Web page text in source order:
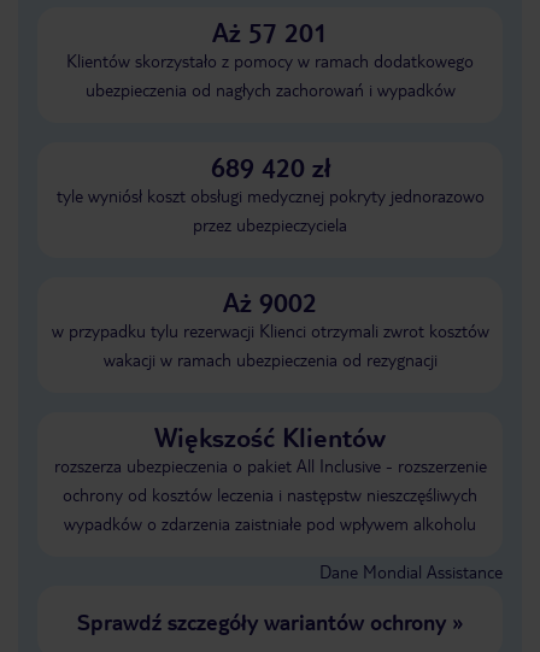
Aż 57 201
Klientów skorzystało z pomocy w ramach dodatkowego
ubezpieczenia od nagłych zachorowań i wypadków
689 420 zł
tyle wyniósł koszt obsługi medycznej pokryty jednorazowo
przez ubezpieczyciela
Aż 9002
w przypadku tylu rezerwacji Klienci otrzymali zwrot kosztów
wakacji w ramach ubezpieczenia od rezygnacji
Większość Klientów
rozszerza ubezpieczenia o pakiet All Inclusive - rozszerzenie
ochrony od kosztów leczenia i następstw nieszczęśliwych
wypadków o zdarzenia zaistniałe pod wpływem alkoholu
Dane Mondial Assistance
Sprawdź szczegóły wariantów ochrony»